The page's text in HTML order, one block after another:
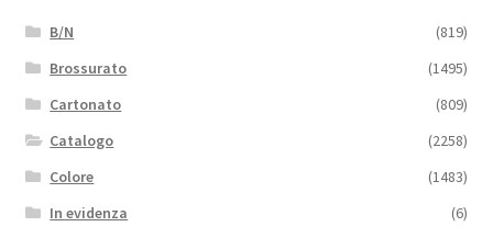
B/N
(819)
Brossurato
(1495)
Cartonato
(809)
Catalogo
(2258)
Colore
(1483)
In evidenza
(6)